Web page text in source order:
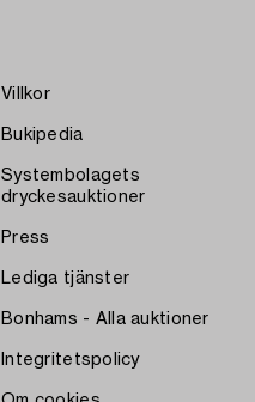
Villkor
Bukipedia
Systembolagets
dryckesauktioner
Press
Lediga tjänster
Bonhams - Alla auktioner
Integritetspolicy